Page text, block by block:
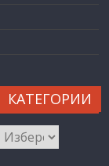
КАТЕГОРИИ
КАТЕГОРИИ